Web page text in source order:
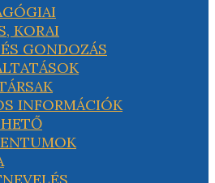
KORAI
GONDOZÁS
INFORMÁCIÓK